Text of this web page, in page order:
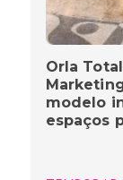
Orla
modelo
espaços